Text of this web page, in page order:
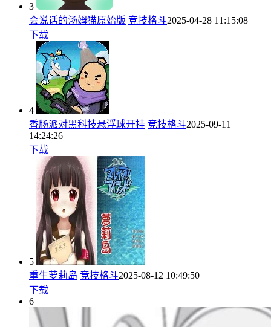
3
会说话的汤姆猫原始版 竞技格斗2025-04-28 11:15:08
下载
4
香肠派对黑科技悬浮球开挂 竞技格斗2025-09-11
14:24:26
下载
5
重生萝莉岛 竞技格斗2025-08-12 10:49:50
下载
6